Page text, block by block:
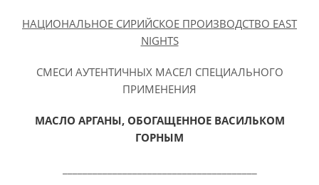
НАЦИОНАЛЬНОЕ СИРИЙСКОЕ ПРОИЗВОДСТВО EAST
NIGHTS
СМЕСИ АУТЕНТИЧНЫХ МАСЕЛ СПЕЦИАЛЬНОГО
ПРИМЕНЕНИЯ
МАСЛО АРГАНЫ, ОБОГАЩЕННОЕ ВАСИЛЬКОМ
ГОРНЫМ